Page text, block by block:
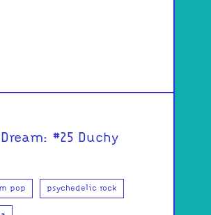
Dream: #25 Duchy
pop psychedelic rock